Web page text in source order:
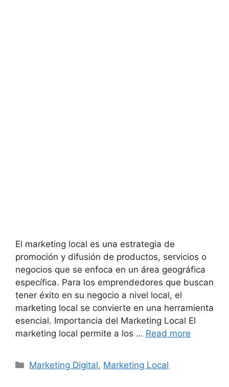
El marketing local es una estrategia de
promoción y difusión de productos, servicios o
negocios que se enfoca en un área geográfica
específica. Para los emprendedores que buscan
tener éxito en su negocio a nivel local, el
marketing local se convierte en una herramienta
esencial. Importancia del Marketing Local El
marketing local permite a los … Read more
Categories
Marketing Digital, Marketing Local